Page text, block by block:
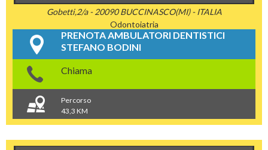
Gobetti,2/a - 20090 BUCCINASCO(MI) - ITALIA
Odontoiatria
PRENOTA AMBULATORI DENTISTICI
STEFANO BODINI
Chiama
Percorso
43,3 KM